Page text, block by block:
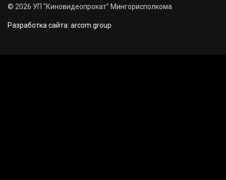
© 2026 УП "Киновидеопрокат" Мингорисполкома
Разработка сайта: arcom.group